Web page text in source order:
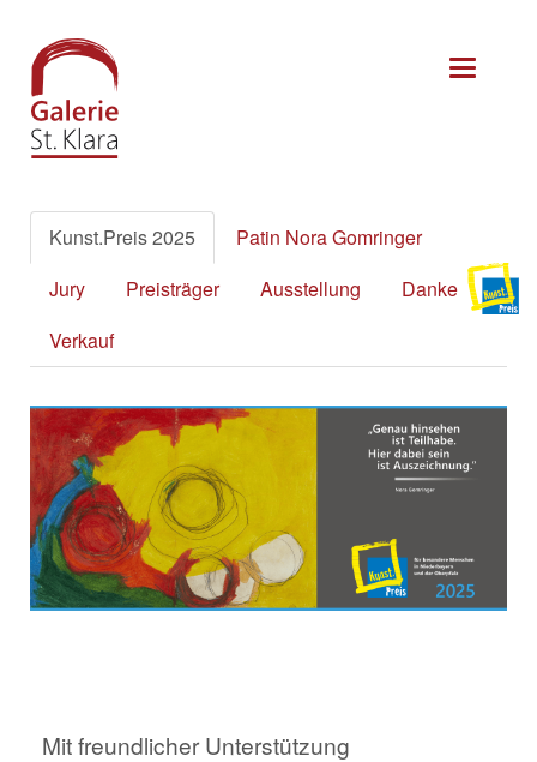
Kunst.Preis 2025
Patin Nora Gomringer
Jury
Preisträger Ausstellung
Danke
Verkauf
Mit freundlicher Unterstützung